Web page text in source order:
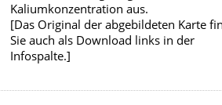
Kaliumkonzentration aus.
[Das Original der abgebildeten Karte
Sie auch als Download links in der
Infospalte.]